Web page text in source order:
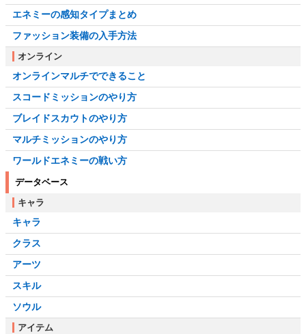
エネミーの感知タイプまとめ
ファッション装備の入手方法
オンライン
オンラインマルチでできること
スコードミッションのやり方
ブレイドスカウトのやり方
マルチミッションのやり方
ワールドエネミーの戦い方
データベース
キャラ
キャラ
クラス
アーツ
スキル
ソウル
アイテム